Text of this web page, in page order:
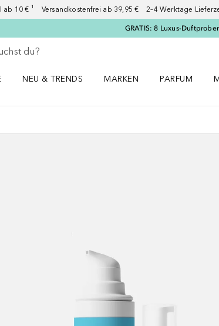
ab 10 € ¹ Versandkostenfrei ab 39,95 € 2–4 Werktage
GRATIS: 8 Luxus-
NEU & TRENDS
MARKEN
PARFUM